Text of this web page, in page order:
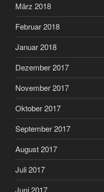
März 2018
Februar 2018
Januar 2018
Dezember 2017
November 2017
Oktober 2017
September 2017
August 2017
Juli 2017
Juni 2017